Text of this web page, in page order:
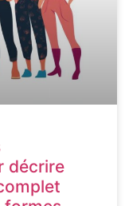
décrire